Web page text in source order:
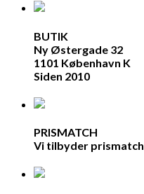
BUTIK
Ny Østergade 32
1101 København K
Siden 2010
PRISMATCH
Vi tilbyder prismatch